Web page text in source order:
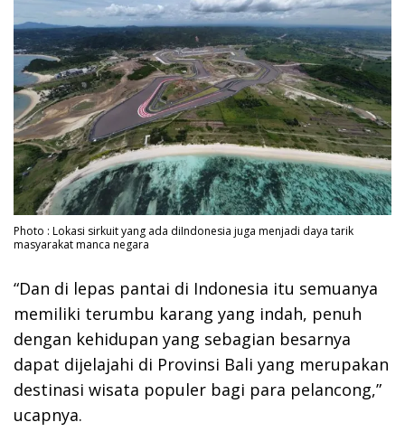
Photo : Lokasi sirkuit yang ada diIndonesia juga menjadi daya tarik
masyarakat manca negara
“Dan di lepas pantai di Indonesia itu semuanya
memiliki terumbu karang yang indah, penuh
dengan kehidupan yang sebagian besarnya
dapat dijelajahi di Provinsi Bali yang merupakan
destinasi wisata populer bagi para pelancong,”
ucapnya.